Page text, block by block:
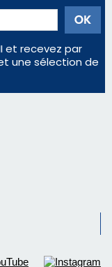
et recevez par
une sélection de